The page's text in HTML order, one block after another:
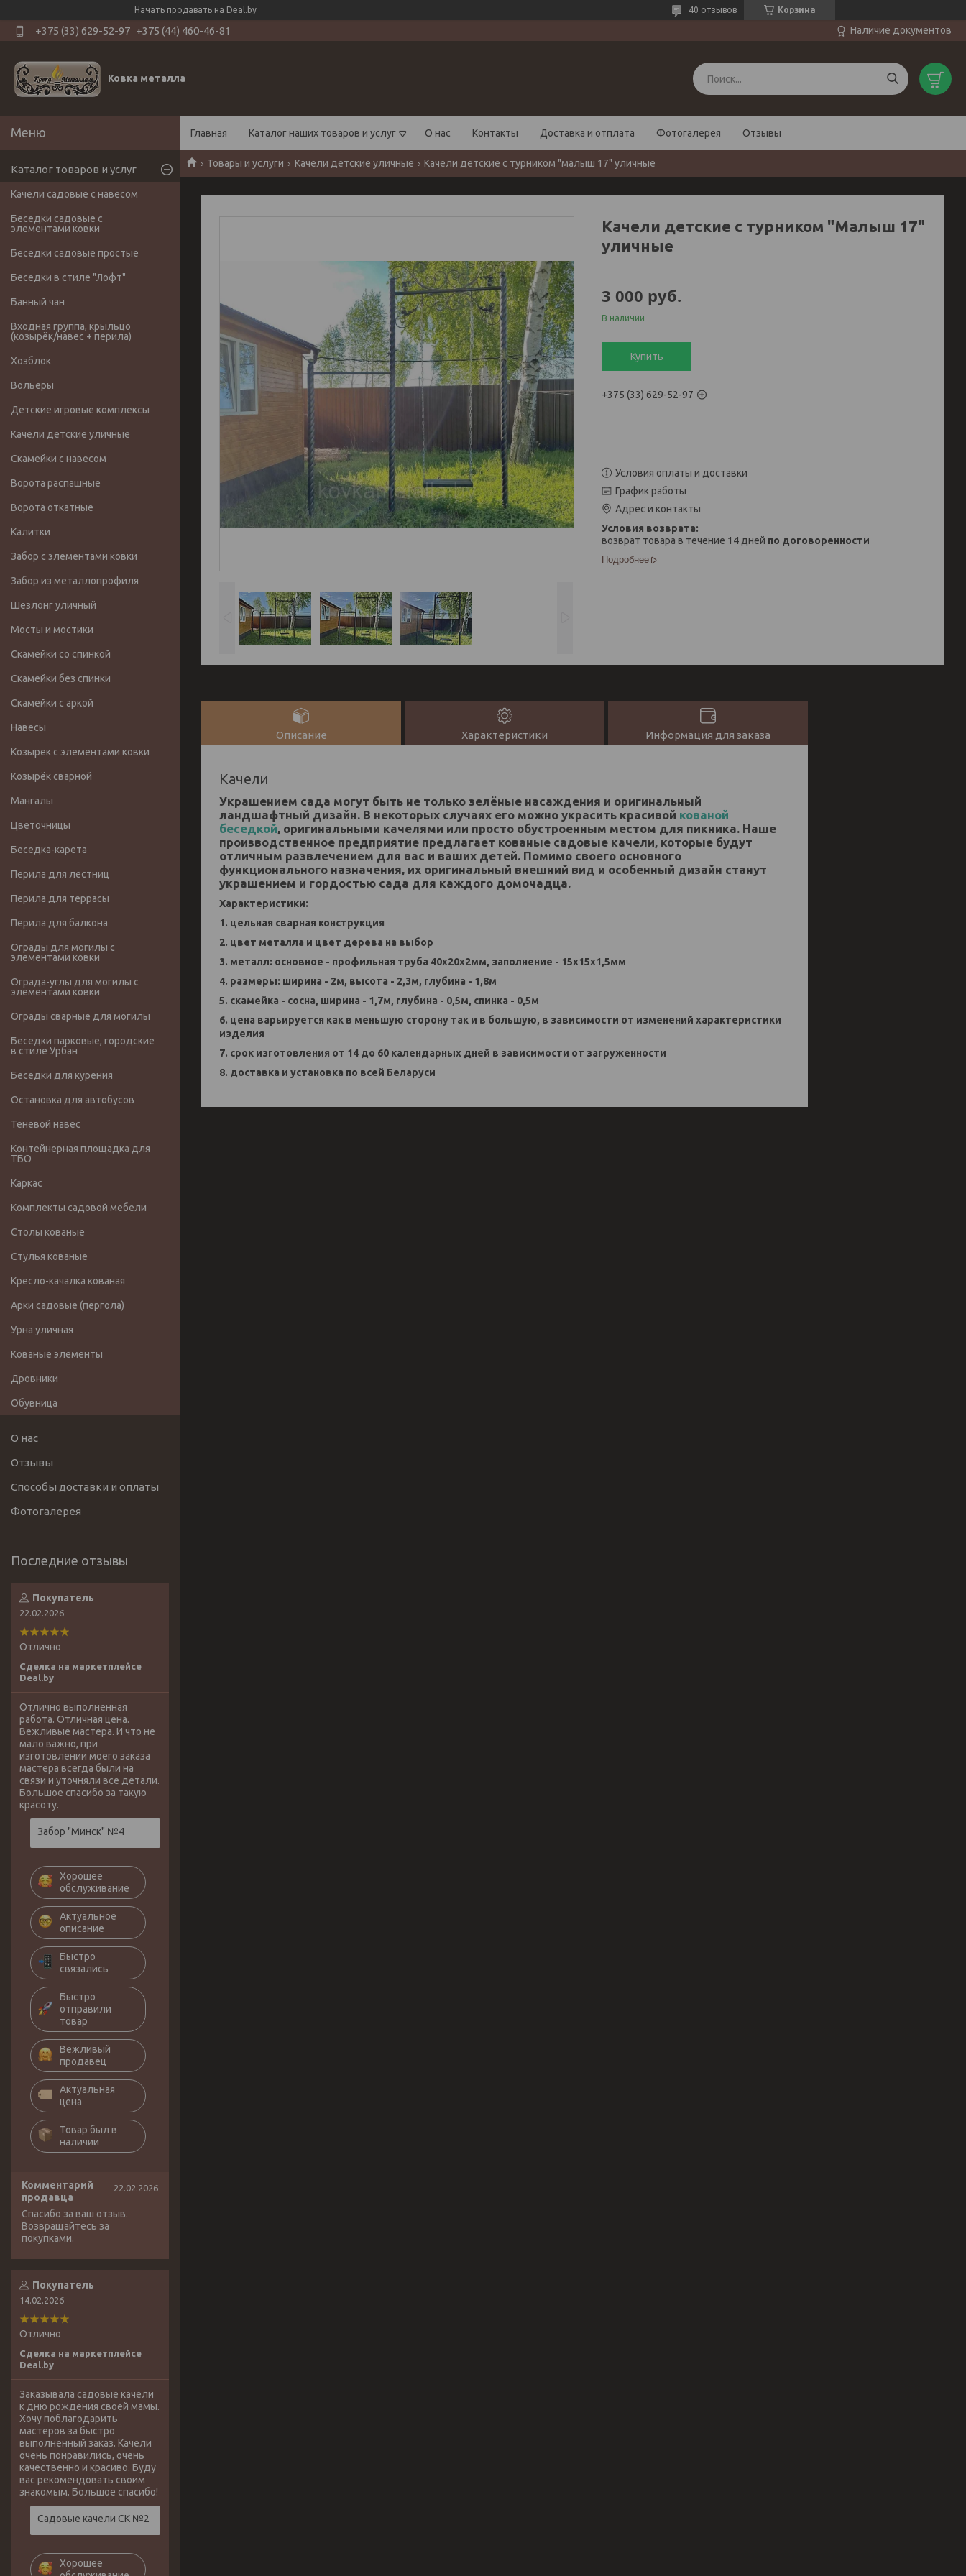
Начать продавать на Deal.by Корзина
40 отзывов
+375 (33) 629-52-97 +375 (44) 460-46-81 Наличие документов
Ковка металла
Главная Каталог наших товаров и услуг О нас Контакты Доставка и отплата Фотогалерея Отзывы
Товары и услуги Качели детские уличные Качели детские с турником "малыш 17" уличные
Качели детские с турником "Малыш 17"
уличные
3 000 руб.
В наличии
Купить
+375 (33) 629-52-97
Условия оплаты и доставки
График работы
Адрес и контакты
возврат товара в течение 14 дней по договоренности
Подробнее
Описание Характеристики Информация для заказа
Качели
Украшением сада могут быть не только зелёные насаждения и оригинальный
ландшафтный дизайн. В некоторых случаях его можно украсить красивой кованой
беседкой, оригинальными качелями или просто обустроенным местом для пикника. Наше
производственное предприятие предлагает кованые садовые качели, которые будут
отличным развлечением для вас и ваших детей. Помимо своего основного
функционального назначения, их оригинальный внешний вид и особенный дизайн станут
украшением и гордостью сада для каждого домочадца.
Характеристики:
1. цельная сварная конструкция
2. цвет металла и цвет дерева на выбор
3. металл: основное - профильная труба 40х20х2мм, заполнение - 15х15х1,5мм
4. размеры: ширина - 2м, высота - 2,3м, глубина - 1,8м
5. скамейка - сосна, ширина - 1,7м, глубина - 0,5м, спинка - 0,5м
6. цена варьируется как в меньшую сторону так и в большую, в зависимости от изменений характеристики
изделия
7. срок изготовления от 14 до 60 календарных дней в зависимости от загруженности
8. доставка и установка по всей Беларуси
Каталог товаров и услуг
Качели садовые с навесом
Беседки садовые с
элементами ковки
Беседки садовые простые
Беседки в стиле "Лофт"
Банный чан
Входная группа, крыльцо
(козырёк/навес + перила)
Хозблок
Вольеры
Детские игровые комплексы
Качели детские уличные
Скамейки с навесом
Ворота распашные
Ворота откатные
Калитки
Забор с элементами ковки
Забор из металлопрофиля
Шезлонг уличный
Мосты и мостики
Скамейки со спинкой
Скамейки без спинки
Скамейки с аркой
Навесы
Козырек с элементами ковки
Козырёк сварной
Мангалы
Цветочницы
Беседка-карета
Перила для лестниц
Перила для террасы
Перила для балкона
Ограды для могилы с
элементами ковки
Ограда-углы для могилы с
элементами ковки
Ограды сварные для могилы
Беседки парковые, городские
в стиле Урбан
Беседки для курения
Остановка для автобусов
Теневой навес
Контейнерная площадка для
ТБО
Каркас
Комплекты садовой мебели
Столы кованые
Стулья кованые
Кресло-качалка кованая
Арки садовые (пергола)
Урна уличная
Кованые элементы
Дровники
Обувница
О нас
Отзывы
Способы доставки и оплаты
Фотогалерея
Покупатель
22.02.2026
Отлично
Сделка на маркетплейсе
Deal.by
Отлично выполненная
работа. Отличная цена.
Вежливые мастера. И что не
мало важно, при
изготовлении моего заказа
мастера всегда были на
связи и уточняли все детали.
Большое спасибо за такую
красоту.
Забор "Минск" №4
Хорошее
обслуживание
Актуальное
описание
Быстро
связались
Быстро
отправили
товар
Вежливый
продавец
Актуальная
цена
Товар был в
наличии
Комментарий
продавца
22.02.2026
Спасибо за ваш отзыв.
Возвращайтесь за
покупками.
Покупатель
14.02.2026
Отлично
Сделка на маркетплейсе
Deal.by
Заказывала садовые качели
к дню рождения своей мамы.
Хочу поблагодарить
мастеров за быстро
выполненный заказ. Качели
очень понравились, очень
качественно и красиво. Буду
вас рекомендовать своим
знакомым. Большое спасибо!
Садовые качели СК №2
Хорошее